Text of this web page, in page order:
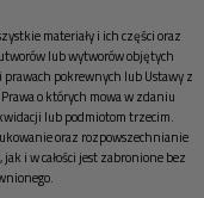
materiały i ich części oraz
lub wytworów objętych
pokrewnych lub Ustawy z
o których mowa w zdaniu
lub podmiotom trzecim.
oraz rozpowszechnianie
i w całości jest zabronione bez